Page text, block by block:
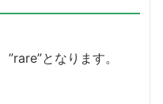
となります。